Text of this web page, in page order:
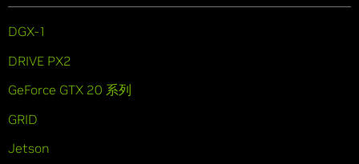
DGX-1
DRIVE PX2
GeForce GTX 20 系列
GRID
Jetson